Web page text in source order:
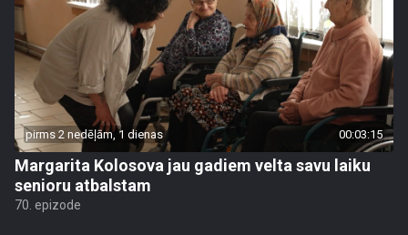
pirms 2 nedēļām, 1 dienas 00:03:15
Margarita Kolosova jau gadiem velta savu laiku
senioru atbalstam
70. epizode